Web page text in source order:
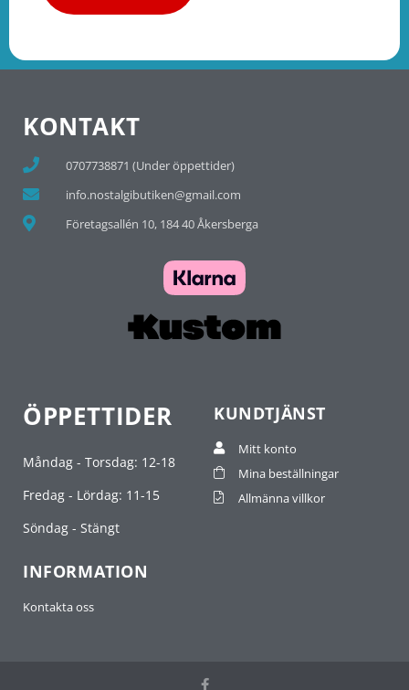
KONTAKT
0707738871 (Under öppettider)
info.nostalgibutiken@gmail.com
Företagsallén 10, 184 40 Åkersberga
ÖPPETTIDER
Måndag - Torsdag: 12-18
Fredag - Lördag: 11-15
Söndag - Stängt
KUNDTJÄNST
Mitt konto
Mina beställningar
Allmänna villkor
INFORMATION
Kontakta oss